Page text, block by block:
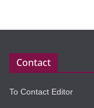
Contact
To Contact Editor